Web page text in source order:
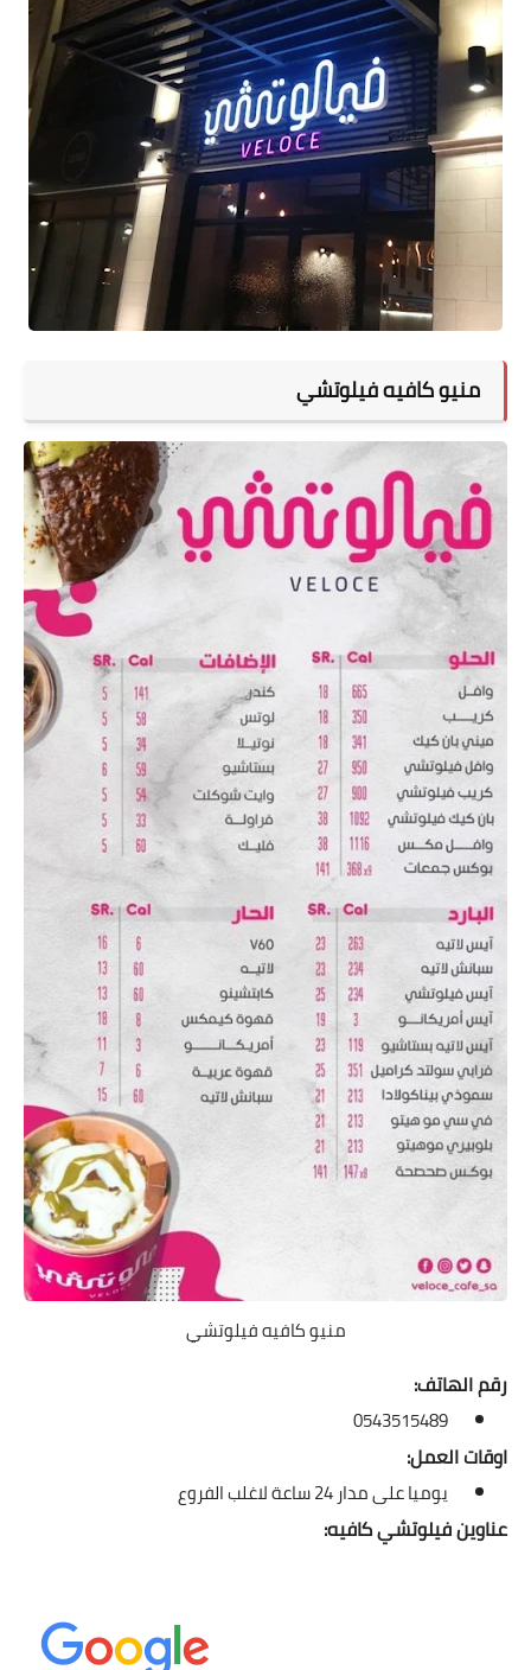
منيو كافيه فيلوتشي
منيو كافيه فيلوتشي
رقم الهاتف:
0543515489
اوقات العمل:
يوميا على مدار 24 ساعة لاغلب الفروع
عناوين فيلوتشي كافيه: